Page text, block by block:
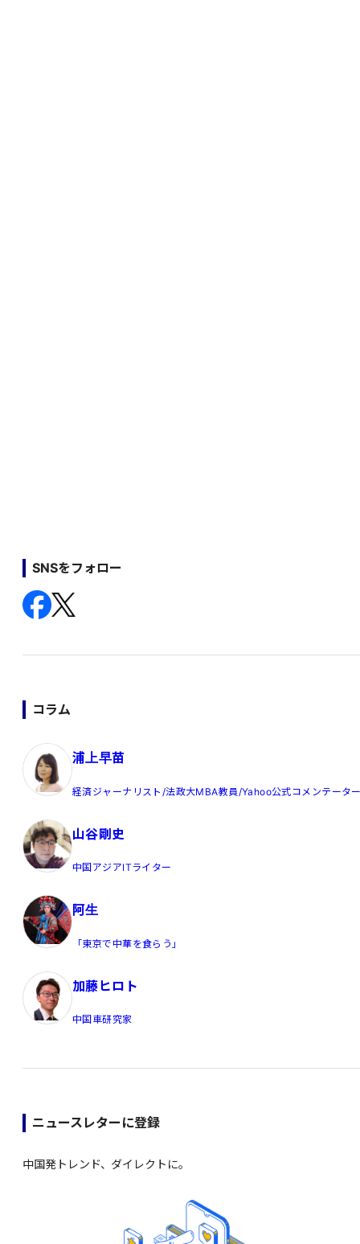
SNSをフォロー
コラム
浦上早苗
経済ジャーナリスト/法政大MBA教員/Yahoo公式コメンテータ
山谷剛史
中国アジアITライター
阿生
「東京で中華を食らう」
加藤ヒロト
中国車研究家
ニュースレターに登録
中国発トレンド、ダイレクトに。